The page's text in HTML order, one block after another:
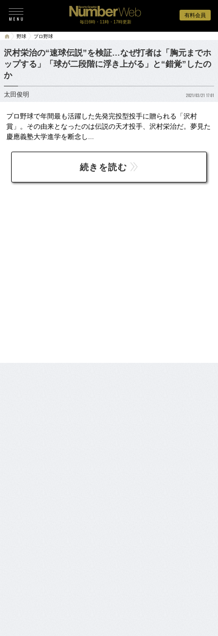
有料会員
毎日6時・11時・17時更新
野球 プロ野球
沢村栄治の“速球伝説”を検証…なぜ打者は「胸元までホ
ップする」「球が二段階に浮き上がる」と“錯覚”したの
か
太田俊明 2021/03/21 17:01
プロ野球で年間最も活躍した先発完投型投手に贈られる「沢村
賞」。その由来となったのは伝説の天才投手、沢村栄治だ。夢見た
慶應義塾大学進学を断念し...
続きを読む